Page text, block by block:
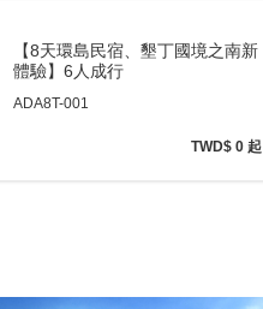
【8天環島民宿、墾丁國境之南新
體驗】6人成行
ADA8T-001
TWD$ 0 起